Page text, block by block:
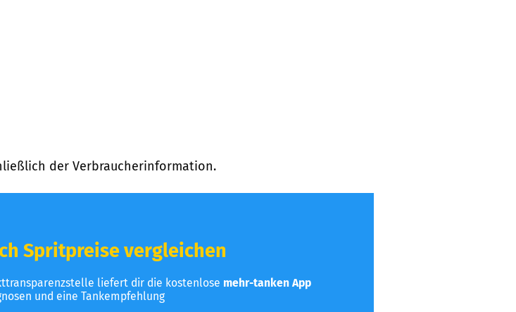
der Verbraucherinformation.
Spritpreise vergleichen
liefert dir die kostenlose mehr-tanken App
und eine Tankempfehlung